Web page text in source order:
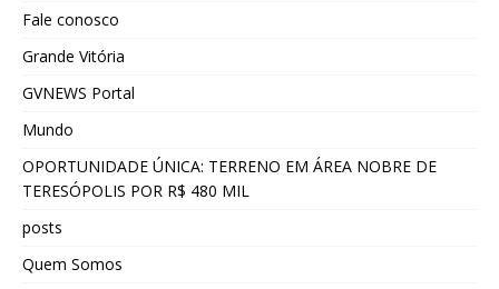
Fale conosco
Grande Vitória
GVNEWS Portal
Mundo
OPORTUNIDADE ÚNICA: TERRENO EM ÁREA NOBRE DE
TERESÓPOLIS POR R$ 480 MIL
posts
Quem Somos